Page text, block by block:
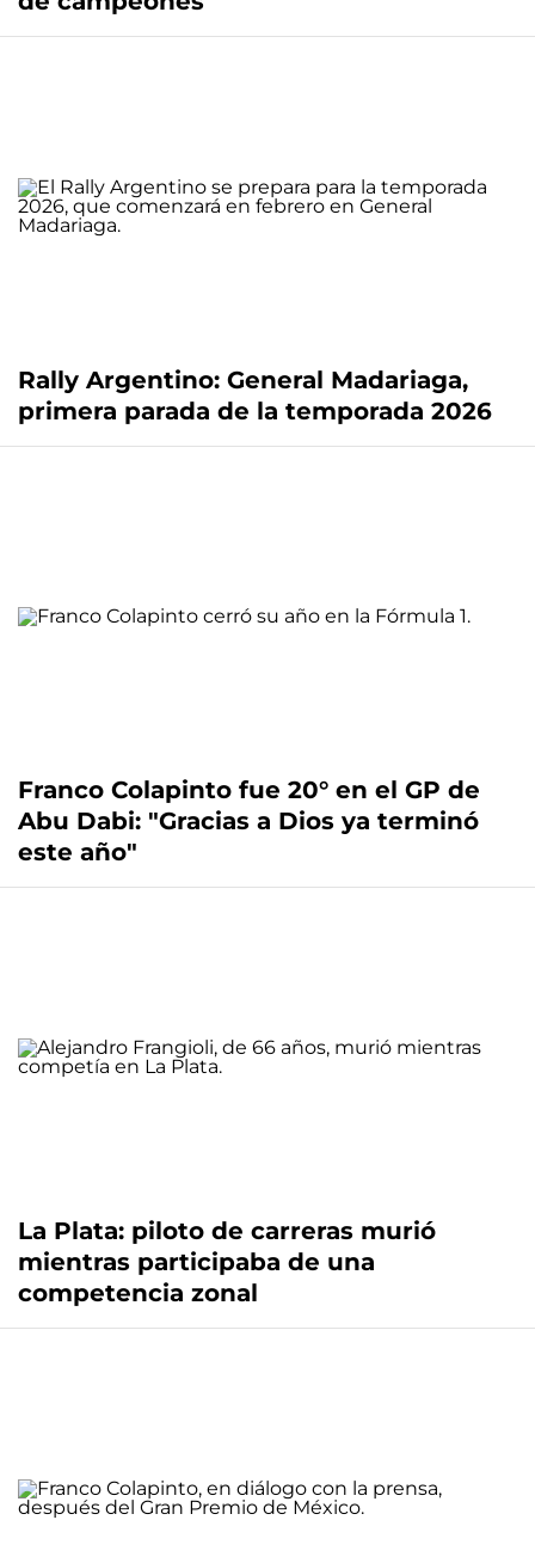
Rally Argentino: General Madariaga,
primera parada de la temporada 2026
Franco Colapinto fue 20° en el GP de
Abu Dabi: "Gracias a Dios ya terminó
este año"
La Plata: piloto de carreras murió
mientras participaba de una
competencia zonal